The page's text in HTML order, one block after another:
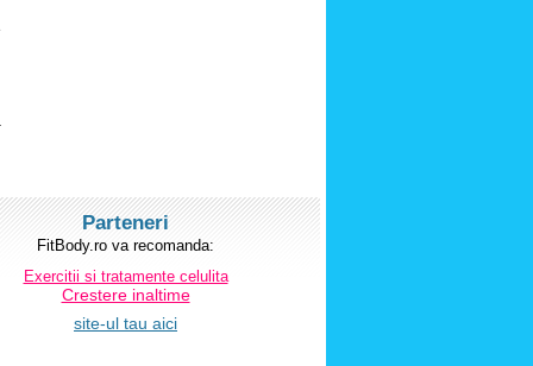
Parteneri
FitBody.ro va recomanda:
Exercitii si tratamente celulita
Crestere inaltime
site-ul tau aici